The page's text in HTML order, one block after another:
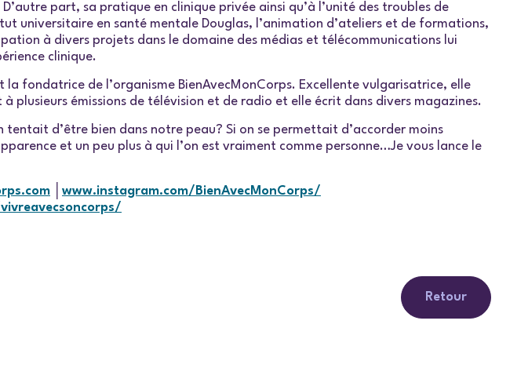
part, sa pratique en clinique privée ainsi qu’à l’unité des troubles de
universitaire en santé mentale Douglas, l’animation d’ateliers et de formations,
à divers projets dans le domaine des médias et télécommunications lui
clinique.
la fondatrice de l’organisme BienAvecMonCorps. Excellente vulgarisatrice, elle
plusieurs émissions de télévision et de radio et elle écrit dans divers magazines.
tentait d’être bien dans notre peau? Si on se permettait d’accorder moins
et un peu plus à qui l’on est vraiment comme personne…Je vous lance le
www.instagram.com/BienAvecMonCorps/
Retour